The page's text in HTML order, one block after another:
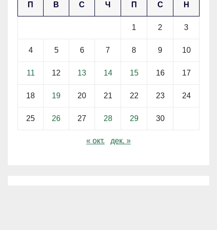
П В С Ч П С Н
1 2 3
4 5 6 7 8 9 10
11 12 13 14 15 16 17
18 19 20 21 22 23 24
25 26 27 28 29 30
« окт. дек. »